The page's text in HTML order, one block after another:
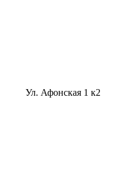
Ул. Афонская 1 к2